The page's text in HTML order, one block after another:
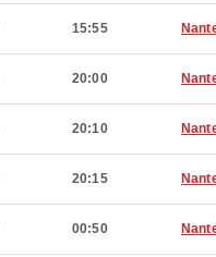
15:55
20:00
20:10
20:15
00:50